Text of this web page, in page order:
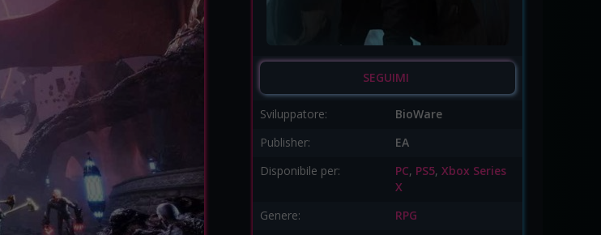
SEGUIMI
Sviluppatore:
BioWare
Publisher:
EA
Disponibile per:
PC, PS5, Xbox Series
X
Genere:
RPG